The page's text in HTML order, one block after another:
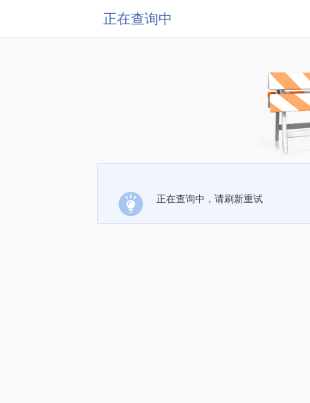
正在查询中
正在查询中，请刷新重试